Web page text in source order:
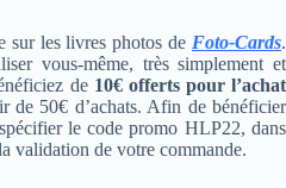
sur les livres photos de Foto-Cards.
vous-même, très simplement et
de 10€ offerts pour l’achat
de 50€ d’achats. Afin de bénéficier
le code promo HLP22, dans
validation de votre commande.